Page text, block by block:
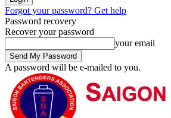
Forgot your password? Get help
Password recovery
Recover your password
your email
A password will be e-mailed to you.